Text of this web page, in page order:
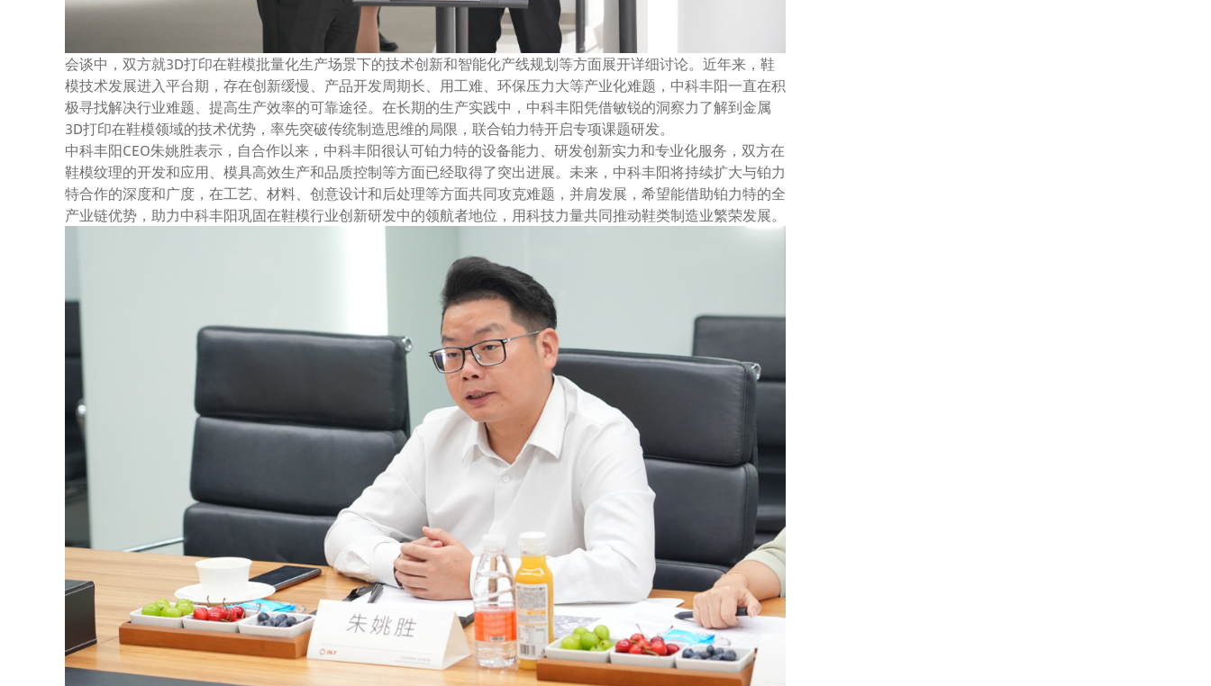
会谈中，双方就3D打印在鞋模批量化生产场景下的技术创新和智能化产线规划等方面展开详细讨论。近年来，鞋
模技术发展进入平台期，存在创新缓慢、产品开发周期长、用工难、环保压力大等产业化难题，中科丰阳一直在积
极寻找解决行业难题、提高生产效率的可靠途径。在长期的生产实践中，中科丰阳凭借敏锐的洞察力了解到金属
3D打印在鞋模领域的技术优势，率先突破传统制造思维的局限，联合铂力特开启专项课题研发。
中科丰阳CEO朱姚胜表示，自合作以来，中科丰阳很认可铂力特的设备能力、研发创新实力和专业化服务，双方在
鞋模纹理的开发和应用、模具高效生产和品质控制等方面已经取得了突出进展。未来，中科丰阳将持续扩大与铂力
特合作的深度和广度，在工艺、材料、创意设计和后处理等方面共同攻克难题，并肩发展，希望能借助铂力特的全
产业链优势，助力中科丰阳巩固在鞋模行业创新研发中的领航者地位，用科技力量共同推动鞋类制造业繁荣发展。